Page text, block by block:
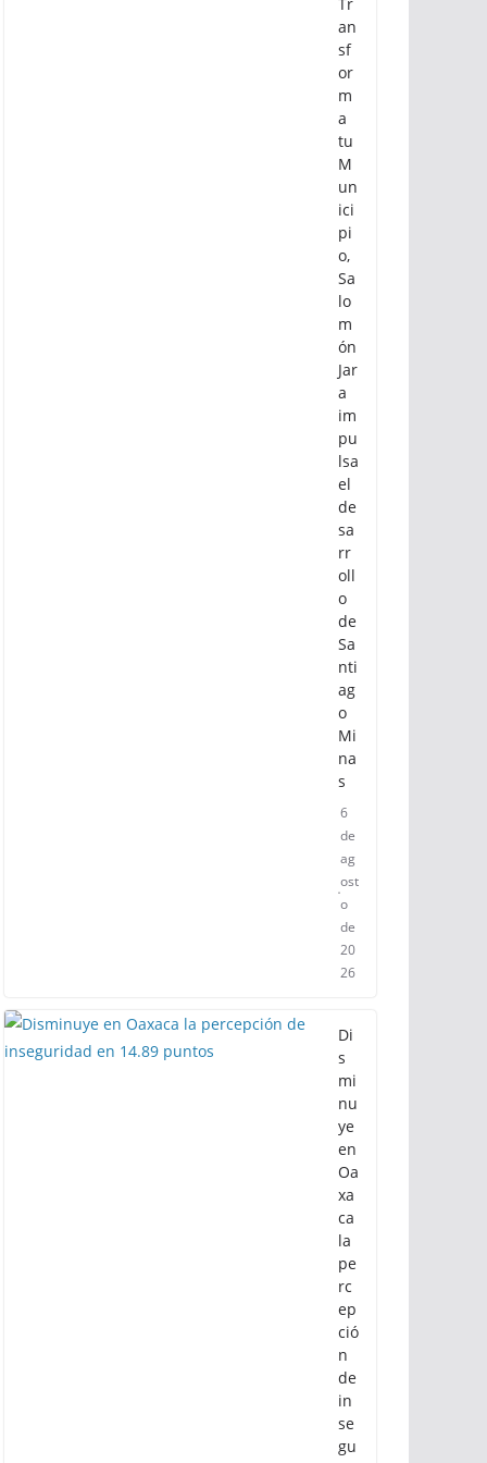
ab
aj
o
qu
e
Tr
an
sf
or
m
a
tu
M
un
ici
pi
o,
Sa
lo
m
ón
Jar
a
im
pu
lsa
el
de
sa
rr
oll
o
de
Sa
nti
ag
Mi
na
6
de
o
de
20
26
Di
s
mi
nu
ye
en
Oa
xa
ca
la
pe
rc
ep